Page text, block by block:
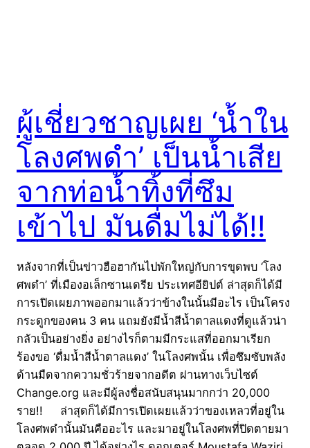
ผู้เชี่ยวชาญเผย ‘น้ำใน
โลงศพดำ’ เป็นน้ำเสีย
จากท่อน้ำทิ้งที่ซึม
เข้าไป มันดื่มไม่ได้!!
หลังจากที่เป็นข่าวฮือฮากันไปพักใหญ่กับการขุดพบ ‘โลง
ศพดำ’ ที่เมืองอเล็กซานเดรีย ประเทศอียิปต์ ล่าสุดก็ได้มี
การเปิดเผยภาพออกมาแล้วว่าข้างในนั้นมีอะไร เป็นโครง
กระดูกของคน 3 คน แถมยังมีน้ำสีน้ำตาลแดงที่ดูแล้วน่า
กลัวเป็นอย่างยิ่ง อย่างไรก็ตามมีกระแสที่ออกมาเรียก
ร้องขอ ‘ดื่มน้ำสีน้ำตาลแดง’ ในโลงศพนั้น เพื่อซึมซับพลัง
ด้านมืดจากความชั่วร้ายจากอดีต ผ่านทางเว็บไซต์
Change.org และมีผู้ลงชื่อสนับสนุนมากกว่า 20,000
ราย!! ล่าสุดก็ได้มีการเปิดเผยแล้วว่าของเหลวที่อยู่ใน
โลงศพดำนั้นมันคืออะไร และมาอยู่ในโลงศพที่ปิดตายมา